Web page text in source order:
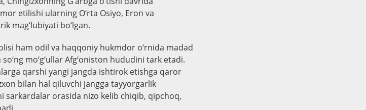
etilishi ularning O‘rta Osiyo, Eron va
mag‘lubiyati bo‘lgan.
ham odil va haqqoniy hukmdor o‘rnida madad
mo‘g‘ullar Afg‘oniston hududini tark etadi.
qarshi yangi jangda ishtirok etishga qaror
bilan hal qiluvchi jangga tayyorgarlik
sarkardalar orasida nizo kelib chiqib, qipchoq,